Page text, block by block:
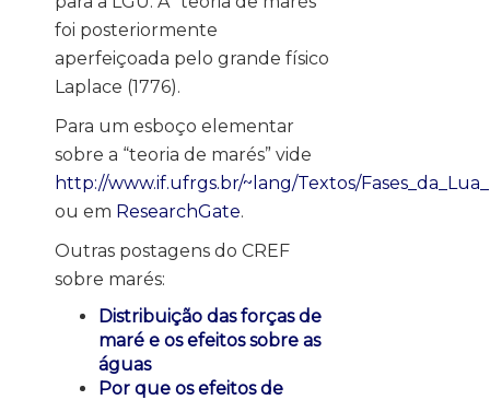
foi posteriormente
aperfeiçoada pelo grande físico
Laplace (1776).
Para um esboço elementar
sobre a “teoria de marés” vide
http://www.if.ufrgs.br/~lang/Textos/
ou em ResearchGate.
Outras postagens do CREF
sobre marés:
Distribuição das forças de
maré e os efeitos sobre as
águas
Por que os efeitos de